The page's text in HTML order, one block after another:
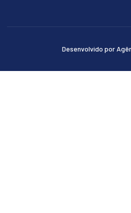
Desenvolvido por